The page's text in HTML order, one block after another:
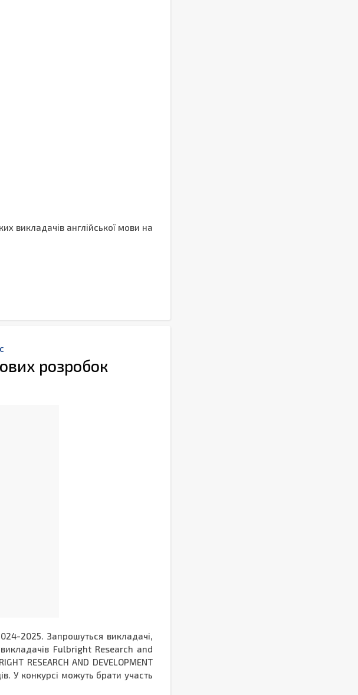
викладачів англійської мови на
розробок
2025. Запрошуться викладачі,
викладачів Fulbright Research and
RESEARCH AND DEVELOPMENT
У конкурсі можуть брати участь